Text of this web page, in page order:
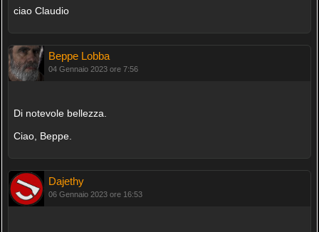
ciao Claudio
Beppe Lobba
04 Gennaio 2023 ore 7:56
Di notevole bellezza.
Ciao, Beppe.
Dajethy
06 Gennaio 2023 ore 16:53